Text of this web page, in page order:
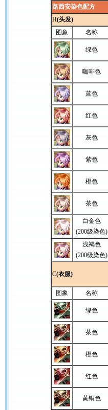
路西安染色配方
H(头发)
图象
名称
绿色
咖啡色
蓝色
红色
灰色
紫色
橙色
茶色
白金色
(200级染色)
浅褐色
(200级染色)
C(衣服)
图象 名称
绿色
茶色
橙色
红色
黄铜色